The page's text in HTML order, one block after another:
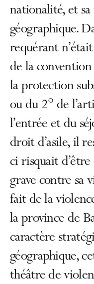
nationalité, et sa
géographique.
requérant
de la
la protection
ou du 2° de
l’entrée et du
droit d’asile, il
ci risquait d’être
grave contre sa
fait de la
la province de
caractère
géographique,
théâtre de